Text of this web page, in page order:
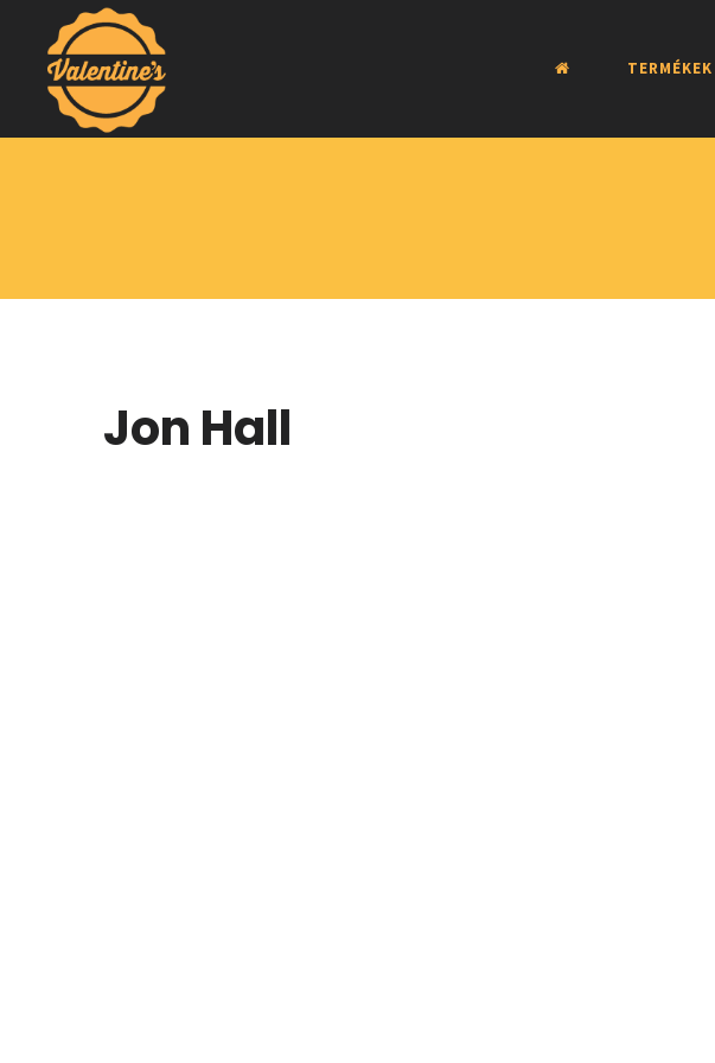
TERMÉKEK
Jon Hall